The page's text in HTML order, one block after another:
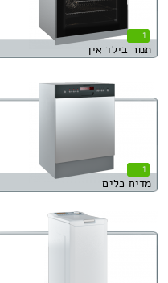
1
תנור בילד אין
1
מדיח כלים